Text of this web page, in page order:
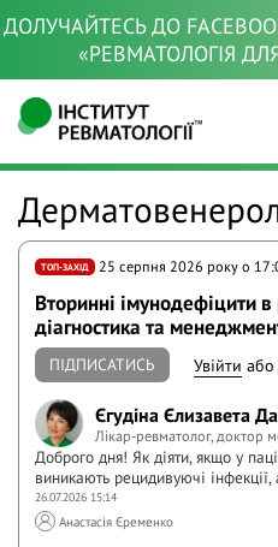
ДОЛУЧАЙТЕСЬ ДО
«РЕВМАТОЛОГІЯ
ТОП-ЗАХІД 25 серпня 2026 року o
Вторинні імунодефіцити в
діагностика та
ПІДПИСАТИСЬ Увійти або
Єгудіна Єлизавета
Лікар-ревматолог, доктор
Доброго дня! Як діяти, якщо у
виникають рецидивуючі
26.07.2026 15:14
Анастасія Єременко